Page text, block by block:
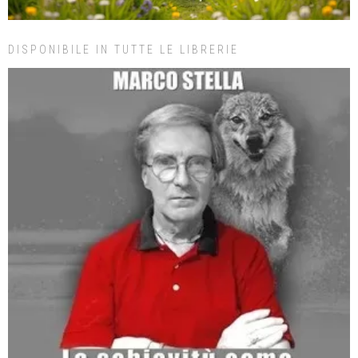
DISPONIBILE IN TUTTE LE LIBRERIE